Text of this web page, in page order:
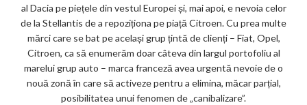
al Dacia pe piețele din vestul Europei și, mai apoi, e nevoia celor
de la Stellantis de a repoziționa pe piață Citroen. Cu prea multe
mărci care se bat pe același grup țintă de clienți – Fiat, Opel,
Citroen, ca să enumerăm doar câteva din largul portofoliu al
marelui grup auto – marca franceză avea urgentă nevoie de o
nouă zonă în care să activeze pentru a elimina, măcar parțial,
posibilitatea unui fenomen de „canibalizare”.